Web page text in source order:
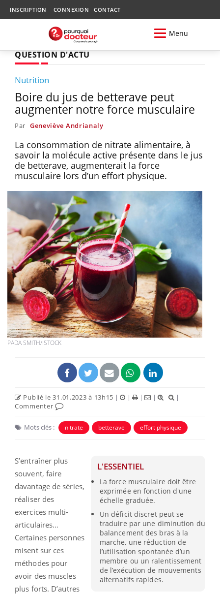
INSCRIPTION CONNEXION CONTACT
Menu
QUESTION D'ACTU
Nutrition
Boire du jus de betterave peut
augmenter notre force musculaire
Par Geneviève Andrianaly
La consommation de nitrate alimentaire, à
savoir la molécule active présente dans le jus
de betterave, augmenterait la force
musculaire lors d’un effort physique.
PADA SMITH/ISTOCK
Publié le 31.01.2023 à 13h15 | | | |
|
Commenter
Mots clés : nitrate betterave effort physique
L'ESSENTIEL
La force musculaire doit être
exprimée en fonction d'une
échelle graduée.
Un déficit discret peut se
traduire par une diminution du
balancement des bras à la
marche, une réduction de
l’utilisation spontanée d’un
membre ou un ralentissement
de l’exécution de mouvements
alternatifs rapides.
S’entraîner plus
souvent, faire
davantage de séries,
réaliser des
exercices multi-
articulaires…
Certaines personnes
misent sur ces
méthodes pour
avoir des muscles
plus forts. D’autres